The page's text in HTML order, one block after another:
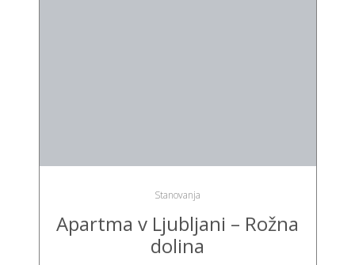
Stanovanja
Apartma v Ljubljani – Rožna
dolina